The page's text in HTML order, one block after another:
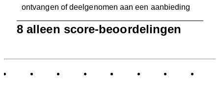
ontvangen of deelgenomen aan een aanbieding
van
8 alleen score-beoordelingen